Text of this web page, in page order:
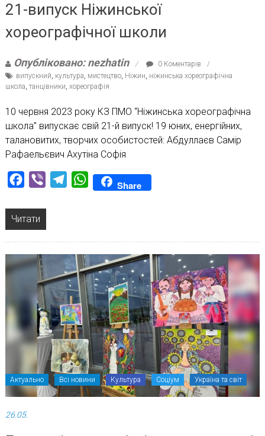
21-випуск Ніжинської
хореографічної школи
Опубліковано: nezhatin
0 Коментарів
випускний, культура, мистецтво, Ніжин, ніжинська хореографічна
школа, танцівники, хореографія
10 червня 2023 року КЗ ПМО “Ніжинська хореографічна
школа” випускає свій 21-й випуск! 19 юних, енергійних,
талановитих, творчих особистостей: Абдуллаєв Самір
Рафаельєвич Ахутіна Софія
Facebook
Viber TelegramWhatsAppShare
Читати
Актуально Всі новини Культура Соціум Україна та світ
26.05.